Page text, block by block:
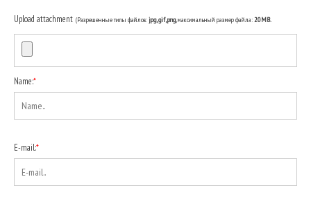
Upload attachment (Разрешенные типы файлов:jpg, gif, png, максимальный размер файла: 20MB.
Name:*
E-mail:*